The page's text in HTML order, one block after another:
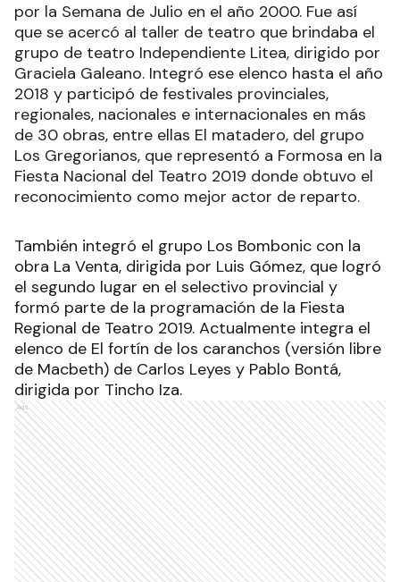
por la Semana de Julio en el año 2000. Fue así
que se acercó al taller de teatro que brindaba el
grupo de teatro Independiente Litea, dirigido por
Graciela Galeano. Integró ese elenco hasta el año
2018 y participó de festivales provinciales,
regionales, nacionales e internacionales en más
de 30 obras, entre ellas El matadero, del grupo
Los Gregorianos, que representó a Formosa en la
Fiesta Nacional del Teatro 2019 donde obtuvo el
reconocimiento como mejor actor de reparto.
También integró el grupo Los Bombonic con la
obra La Venta, dirigida por Luis Gómez, que logró
el segundo lugar en el selectivo provincial y
formó parte de la programación de la Fiesta
Regional de Teatro 2019. Actualmente integra el
elenco de El fortín de los caranchos (versión libre
de Macbeth) de Carlos Leyes y Pablo Bontá,
dirigida por Tincho Iza.
Ads